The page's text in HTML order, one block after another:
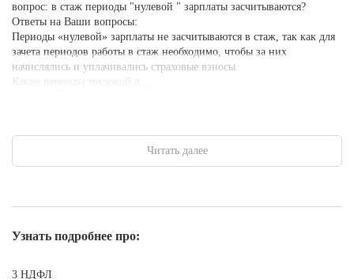
вопрос: в стаж периоды "нулевой " зарплаты засчитываются?
Ответы на Ваши вопросы:
Периоды «нулевой» зарплаты не засчитываются в стаж, так как для
зачета периодов работы в стаж необходимо, чтобы за них
начислялись и уплачивались страховые взносы.
Какие периоды трудовой д...
Читать далее
Узнать подробнее про:
3 НДФЛ